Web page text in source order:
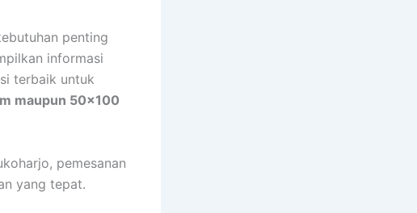
penting
informasi
terbaik untuk
maupun 50×100
pemesanan
yang tepat.